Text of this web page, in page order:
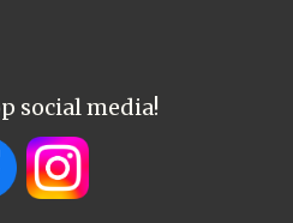
social media!